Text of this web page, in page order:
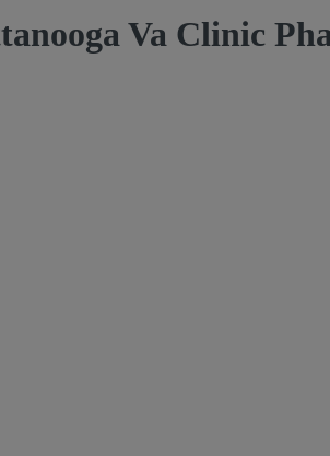
Va Clinic